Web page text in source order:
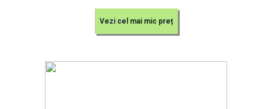
Vezi cel mai mic preț